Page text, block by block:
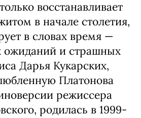
LIME , пальтоZNWR